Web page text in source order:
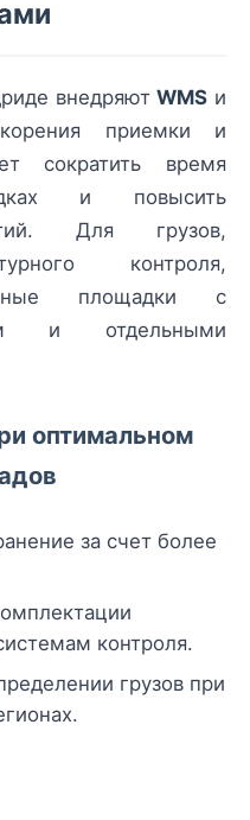
внедряютWMS и
приемки и
сократить время
и повысить
Для грузов,
контроля,
площадки с
и отдельными
оптимальном
за счет более
контроля.
грузов при